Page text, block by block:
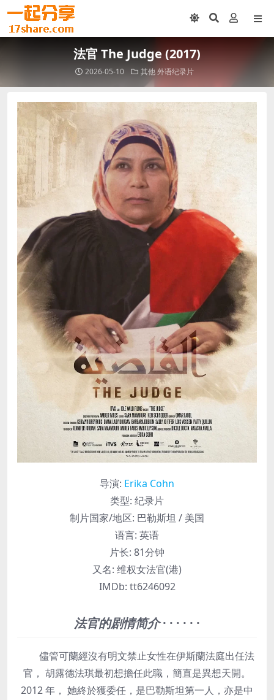
法官 The Judge (2017)
2026-05-10 其他外语纪录片
导演: Erika Cohn
类型: 纪录片
制片国家/地区: 巴勒斯坦 / 美国
语言: 英语
片长: 81分钟
又名: 维权女法官(港)
IMDb: tt6246092
法官的剧情简介· · · · · ·
儘管可蘭經沒有明文禁止女性在伊斯蘭法庭出任法
官， 胡露德法琪最初想擔任此職，簡直是異想天開。
2012 年， 她終於獲委任，是巴勒斯坦第一人，亦是中